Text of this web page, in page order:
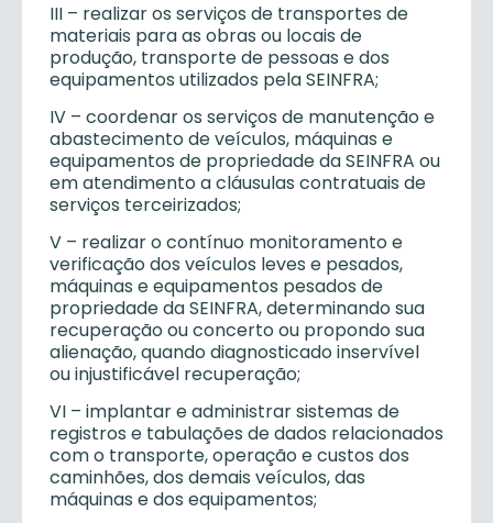
III – realizar os serviços de transportes de
materiais para as obras ou locais de
produção, transporte de pessoas e dos
equipamentos utilizados pela SEINFRA;
IV – coordenar os serviços de manutenção e
abastecimento de veículos, máquinas e
equipamentos de propriedade da SEINFRA ou
em atendimento a cláusulas contratuais de
serviços terceirizados;
V – realizar o contínuo monitoramento e
verificação dos veículos leves e pesados,
máquinas e equipamentos pesados de
propriedade da SEINFRA, determinando sua
recuperação ou concerto ou propondo sua
alienação, quando diagnosticado inservível
ou injustificável recuperação;
VI – implantar e administrar sistemas de
registros e tabulações de dados relacionados
com o transporte, operação e custos dos
caminhões, dos demais veículos, das
máquinas e dos equipamentos;